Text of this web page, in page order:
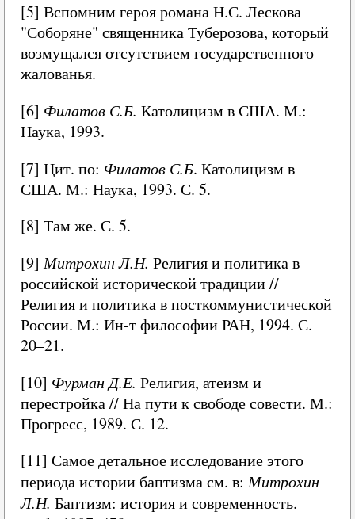
[5] Вспомним героя романа Н.С. Лескова
"Соборяне" священника Туберозова, который
возмущался отсутствием государственного
жалованья.
[6] Филатов С.Б. Католицизм в США. М.:
Наука, 1993.
[7] Цит. по: Филатов С.Б. Католицизм в
США. М.: Наука, 1993. С. 5.
[8] Там же. С. 5.
[9]Митрохин Л.Н. Религия и политика в
российской исторической традиции //
Религия и политика в посткоммунистической
России. М.: Ин‑т философии РАН, 1994. С.
20–21.
[10] Фурман Д.Е. Религия, атеизм и
перестройка // На пути к свободе совести. М.:
Прогресс, 1989. С. 12.
[11] Самое детальное исследование этого
периода истории баптизма см. в:Митрохин
Л.Н. Баптизм: история и современность.